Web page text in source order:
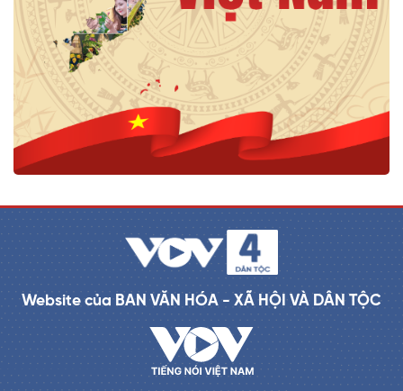
Website của BAN VĂN HÓA - XÃ HỘI VÀ DÂN TỘC